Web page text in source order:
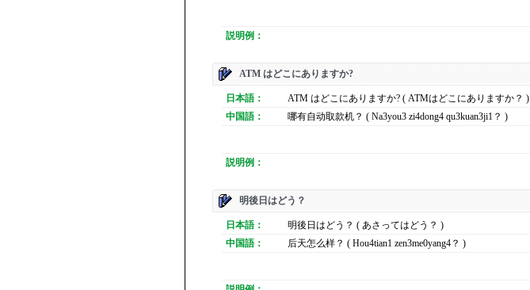
説明例：
ATM はどこにありますか?
日本語：
ATM はどこにありますか? ( ATMはどこにありますか？ )
中国語：
哪有自动取款机？ ( Na3you3 zi4dong4 qu3kuan3ji1？ )
説明例：
明後日はどう？
日本語：
明後日はどう？ ( あさってはどう？ )
中国語：
后天怎么样？ ( Hou4tian1 zen3me0yang4？ )